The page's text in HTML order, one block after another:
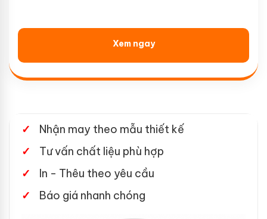
Xem ngay
Nhận may theo mẫu thiết kế
Tư vấn chất liệu phù hợp
In - Thêu theo yêu cầu
Báo giá nhanh chóng